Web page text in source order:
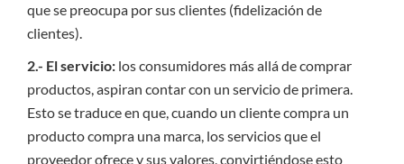
que se preocupa por sus clientes (fidelización de
clientes).
2.- El servicio: los consumidores más allá de comprar
productos, aspiran contar con un servicio de primera.
Esto se traduce en que, cuando un cliente compra un
producto compra una marca, los servicios que el
proveedor ofrece y sus valores, convirtiéndose esto